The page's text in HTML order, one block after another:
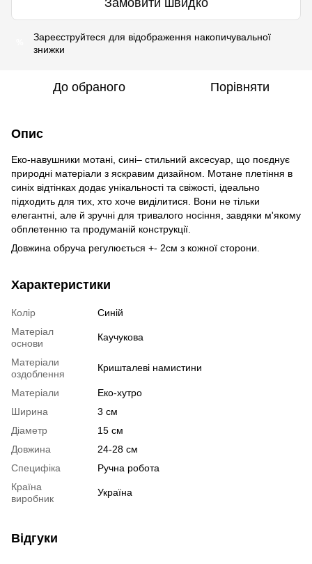
Замовити швидко
Зареєструйтеся для відображення накопичувальної
знижки
До обраного Порівняти
Опис
Еко-навушники мотані, сині– стильний аксесуар, що поєднує
природні матеріали з яскравим дизайном. Мотане плетіння в
синіх відтінках додає унікальності та свіжості, ідеально
підходить для тих, хто хоче виділитися. Вони не тільки
елегантні, але й зручні для тривалого носіння, завдяки м'якому
обплетенню та продуманій конструкції.
Довжина обруча регулюється +- 2см з кожної сторони.
Характеристики
Колір
Синій
Матеріал
основи
Каучукова
Матеріали
оздоблення
Кришталеві намистини
Матеріали
Еко-хутро
Ширина
3 см
Діаметр
15 см
Довжина
24-28 см
Специфіка
Ручна робота
Країна
виробник
Україна
Відгуки